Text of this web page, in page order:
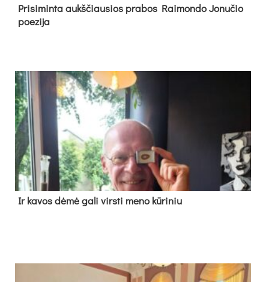
Pri­si­min­ta aukš­čiau­sios pra­bos Rai­mon­do Jo­nu­čio
poe­zi­ja
Ir ka­vos dė­mė ga­li virs­ti me­no kū­ri­niu